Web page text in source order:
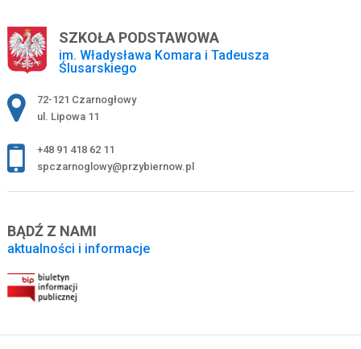
SZKOŁA PODSTAWOWA
im. Władysława Komara i Tadeusza
Ślusarskiego
Adres pocztowy:
72-121 Czarnogłowy
ul. Lipowa 11
+48 91 418 62 11
spczarnoglowy@przybiernow.pl
BĄDŹ Z NAMI
aktualności i informacje